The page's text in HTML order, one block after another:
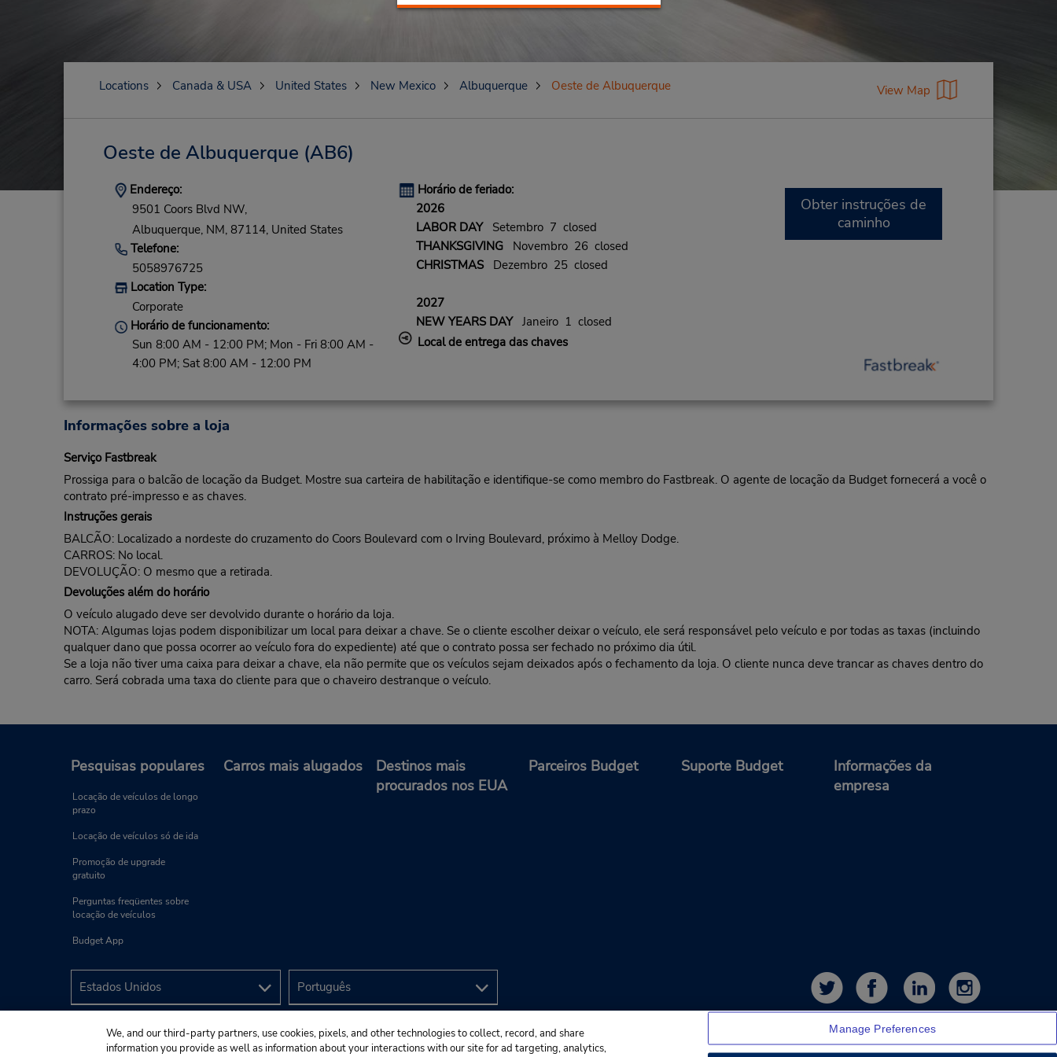
Locations Canada & USA United States New Mexico Albuquerque Oeste de Albuquerque View Map
Oeste de Albuquerque (AB6)
Endereço:
9501 Coors Blvd NW,
Albuquerque, NM, 87114, United States
Telefone:
5058976725
Location Type:
Corporate
Horário de funcionamento:
Sun 8:00 AM - 12:00 PM; Mon - Fri 8:00 AM -
4:00 PM; Sat 8:00 AM - 12:00 PM
Horário de feriado:
2026
LABOR DAYSetembro 7 closed
THANKSGIVINGNovembro 26 closed
CHRISTMASDezembro 25 closed
2027
NEW YEARS DAYJaneiro 1 closed
Local de entrega das chaves
Obter instruções de
caminho
Informações sobre a loja
Serviço Fastbreak
Prossiga para o balcão de locação da Budget. Mostre sua carteira de habilitação e identifique-se como membro do Fastbreak. O agente de locação da Budget fornecerá a você o
contrato pré-impresso e as chaves.
Instruções gerais
BALCÃO: Localizado a nordeste do cruzamento do Coors Boulevard com o Irving Boulevard, próximo à Melloy Dodge.
CARROS: No local.
DEVOLUÇÃO: O mesmo que a retirada.
Devoluções além do horário
O veículo alugado deve ser devolvido durante o horário da loja.
NOTA: Algumas lojas podem disponibilizar um local para deixar a chave. Se o cliente escolher deixar o veículo, ele será responsável pelo veículo e por todas as taxas (incluindo
qualquer dano que possa ocorrer ao veículo fora do expediente) até que o contrato possa ser fechado no próximo dia útil.
Se a loja não tiver uma caixa para deixar a chave, ela não permite que os veículos sejam deixados após o fechamento da loja. O cliente nunca deve trancar as chaves dentro do
carro. Será cobrada uma taxa do cliente para que o chaveiro destranque o veículo.
Pesquisas populares
Locação de veículos de longo
prazo
Locação de veículos só de ida
Promoção de upgrade
gratuito
Perguntas freqüentes sobre
locação de veículos
Budget App
Carros mais alugados
Destinos mais
procurados nos EUA
Parceiros Budget Suporte Budget
Informações da
empresa
We, and our third-party partners, use cookies, pixels, and other technologies to collect, record, and share
information you provide as well as information about your interactions with our site for ad targeting, analytics,
Manage Preferences